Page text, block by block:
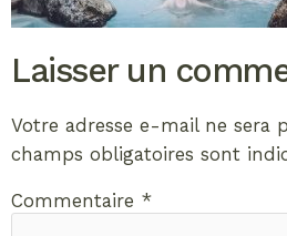
Laisser un
Votre adresse e-mail ne sera
champs obligatoires sont
Commentaire *